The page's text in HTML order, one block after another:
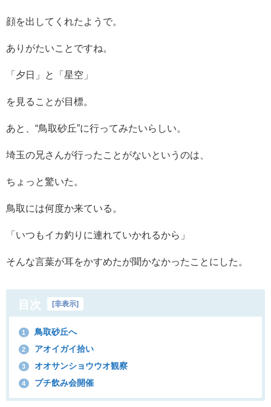
顔を出してくれたようで。
ありがたいことですね。
「夕日」と「星空」
を見ることが目標。
あと、“鳥取砂丘”に行ってみたいらしい。
埼玉の兄さんが行ったことがないというのは、
ちょっと驚いた。
鳥取には何度か来ている。
「いつもイカ釣りに連れていかれるから」
そんな言葉が耳をかすめたが聞かなかったことにした。
目次 [非表示]
1 鳥取砂丘へ
2 アオイガイ拾い
3 オオサンショウウオ観察
4 プチ飲み会開催